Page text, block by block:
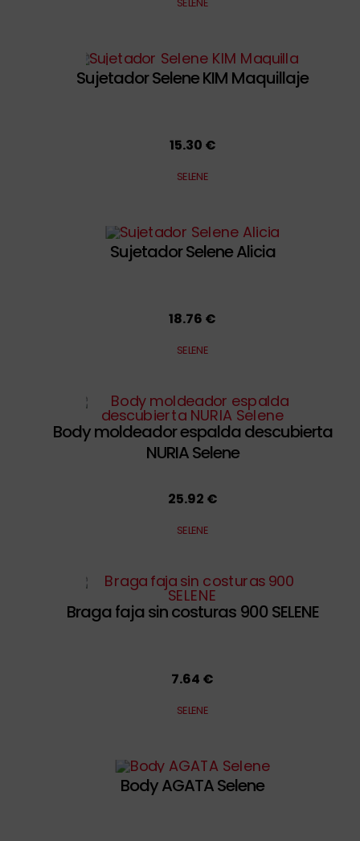
Sujetador Selene KIM Maquillaje
15.30 €
SELENE
Sujetador Selene Alicia
18.76 €
SELENE
Body moldeador espalda descubierta
NURIA Selene
25.92 €
SELENE
Braga faja sin costuras 900 SELENE
7.64 €
SELENE
Body AGATA Selene